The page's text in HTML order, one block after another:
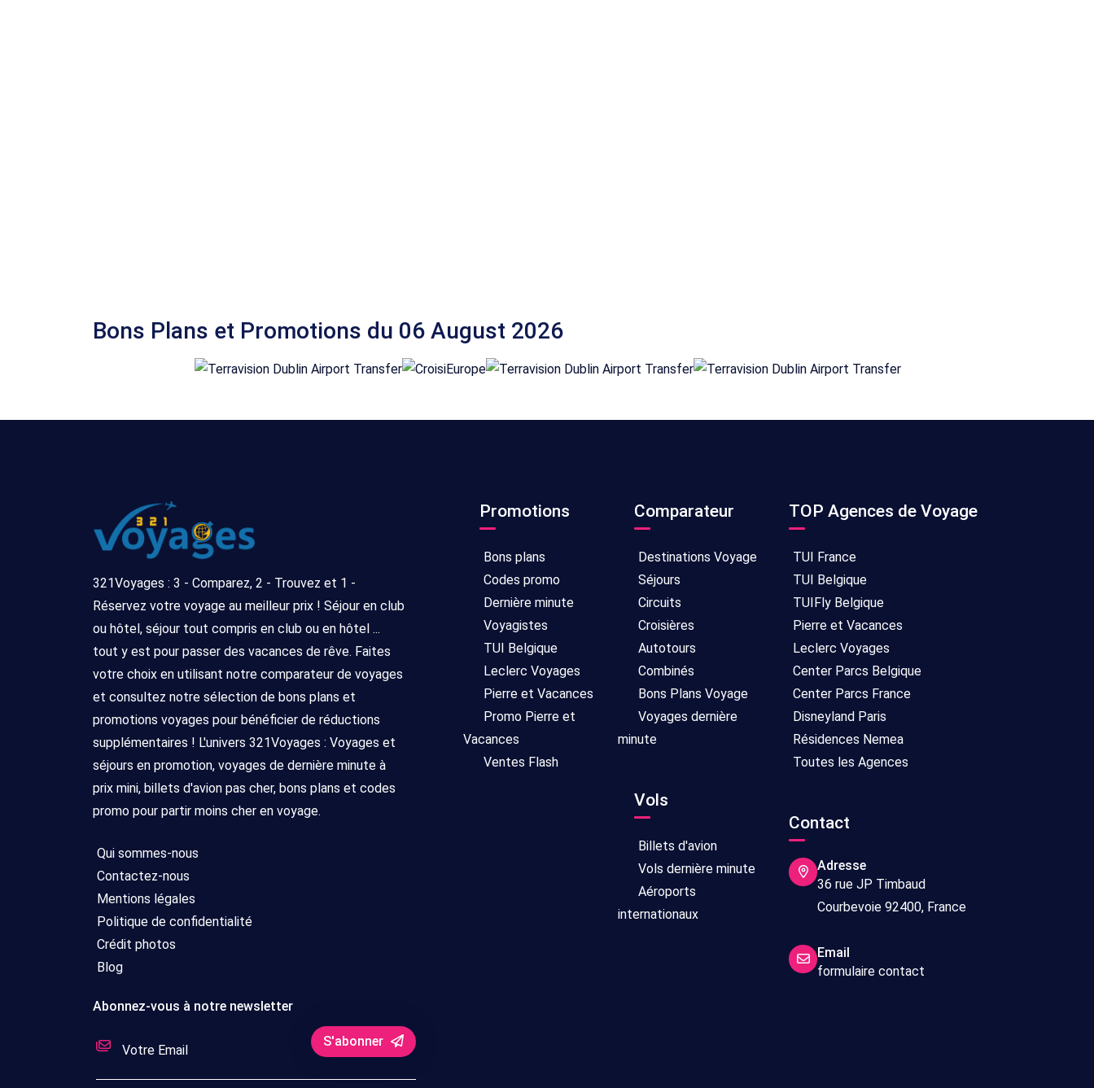
Bons Plans et Promotions du 06 August 2026
321Voyages : 3 - Comparez, 2 - Trouvez et 1 -
Réservez votre voyage au meilleur prix ! Séjour en club
ou hôtel, séjour tout compris en club ou en hôtel ...
tout y est pour passer des vacances de rêve. Faites
votre choix en utilisant notre comparateur de voyages
et consultez notre sélection de bons plans et
promotions voyages pour bénéficier de réductions
supplémentaires ! L'univers 321Voyages : Voyages et
séjours en promotion, voyages de dernière minute à
prix mini, billets d'avion pas cher, bons plans et codes
promo pour partir moins cher en voyage.
Qui sommes-nous
Contactez-nous
Mentions légales
Politique de confidentialité
Crédit photos
Blog
Abonnez-vous à notre newsletter
S'abonner
Promotions
Bons plans
Codes promo
Dernière minute
Voyagistes
TUI Belgique
Leclerc Voyages
Pierre et Vacances
Promo Pierre et
Vacances
Ventes Flash
Comparateur
Destinations Voyage
Séjours
Circuits
Croisières
Autotours
Combinés
Bons Plans Voyage
Voyages dernière
minute
Vols
Billets d'avion
Vols dernière minute
Aéroports
internationaux
TOP Agences de Voyage
TUI France
TUI Belgique
TUIFly Belgique
Pierre et Vacances
Leclerc Voyages
Center Parcs Belgique
Center Parcs France
Disneyland Paris
Résidences Nemea
Toutes les Agences
Contact
Adresse
36 rue JP Timbaud
Courbevoie 92400, France
Email
formulaire contact